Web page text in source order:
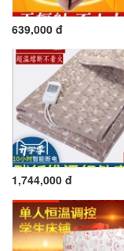
639,000 đ
1,744,000 đ